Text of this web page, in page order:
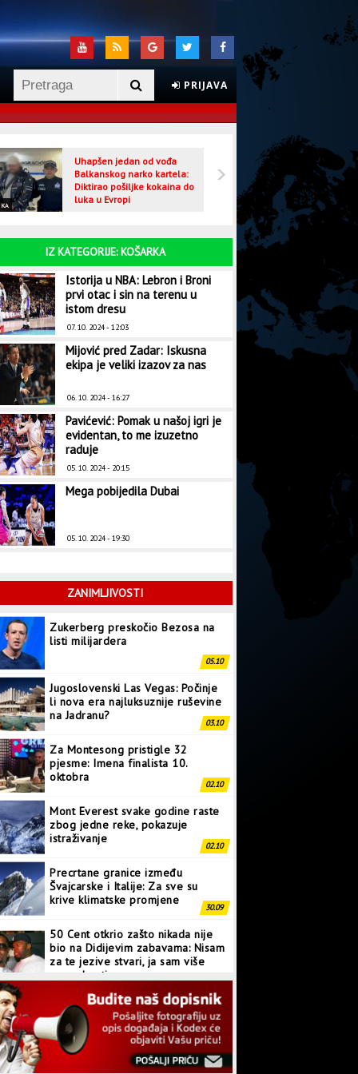
PRIJAVA
Uhapšen jedan od vođa
Balkanskog narko kartela:
Diktirao pošiljke kokaina do
luka u Evropi
CRNA HRONIKA
IZ KATEGORIJE: KOŠARKA
Istorija u NBA: Lebron i Broni
prvi otac i sin na terenu u
istom dresu
07. 10. 2024 - 12:03
Mijović pred Zadar: Iskusna
ekipa je veliki izazov za nas
06. 10. 2024 - 16:27
Pavićević: Pomak u našoj igri je
evidentan, to me izuzetno
raduje
05. 10. 2024 - 20:15
Mega pobijedila Dubai
05. 10. 2024 - 19:30
ZANIMLJIVOSTI
Zukerberg preskočio Bezosa na
listi milijardera
05.10
Jugoslovenski Las Vegas: Počinje
li nova era najluksuznije ruševine
na Jadranu?
03.10
Za Montesong pristigle 32
pjesme: Imena finalista 10.
oktobra
02.10
Mont Everest svake godine raste
zbog jedne reke, pokazuje
istraživanje
02.10
Precrtane granice između
Švajcarske i Italije: Za sve su
krive klimatske promjene
30.09
50 Cent otkrio zašto nikada nije
bio na Didijevim zabavama: Nisam
za te jezive stvari, ja sam više
normalan tip
28.09
Japanci prave superkompjuter
kakav svijet još nije vidio
27.09
Linkin Park ima novu pjesmu: